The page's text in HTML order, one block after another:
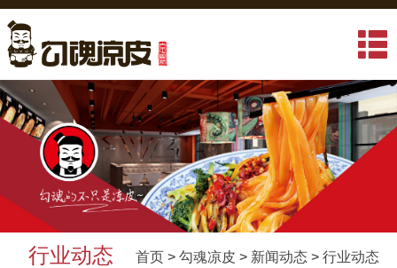
行业动态 首页 > 勾魂凉皮 > 新闻动态 > 行业动态